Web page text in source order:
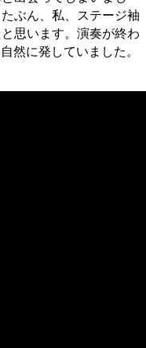
ぶん、私、ステージ袖
思います。演奏が終わ
然に発していました。